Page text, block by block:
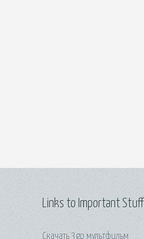
Links to Important Stuff
Скачать 3gp мультфильм